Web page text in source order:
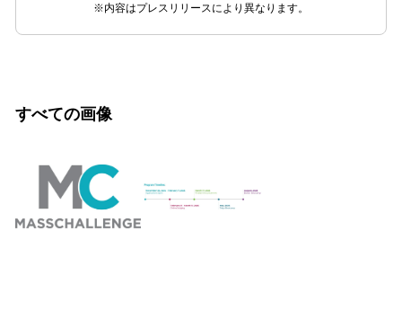
※内容はプレスリリースにより異なります。
すべての画像